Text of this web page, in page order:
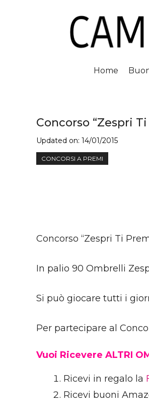
Home
Concorso “Zespri
Updated on: 14/01/2015
CONCORSI A PREMI
Concorso “Zespri Ti
In palio 90 Ombrelli
Si può giocare tutti i
Per partecipare al
Vuoi Ricevere ALTRI
Ricevi in regalo la
Ricevi buoni